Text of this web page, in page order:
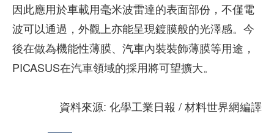
因此應用於車載用毫米波雷達的表面部份，不僅電
波可以通過，外觀上亦能呈現鍍膜般的光澤感。今
後在做為機能性薄膜、汽車內裝裝飾薄膜等用途，
PICASUS在汽車領域的採用將可望擴大。
資料來源: 化學工業日報 / 材料世界網編譯